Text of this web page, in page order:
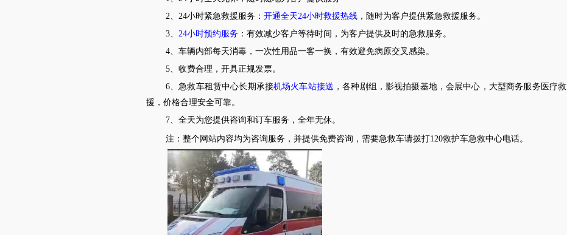
2、24小时紧急救援服务： 开通全天24小时救援热线 ，随时为客户提供紧急救援服务。
3、 24小时预约服务 ：有效减少客户等待时间，为客户提供及时的急救服务。
4、车辆内部每天消毒，一次性用品一客一换，有效避免病原交叉感染。
5、收费合理，开具正规发票。
6、急救车租赁中心长期承接机场火车站接送 ，各种剧组，影视拍摄基地，会展中心，大型商务服务医疗救
援，价格合理安全可靠。
7、全天为您提供咨询和订车服务，全年无休。
注：整个网站内容均为咨询服务，并提供免费咨询，需要急救车请拨打120救护车急救中心电话。